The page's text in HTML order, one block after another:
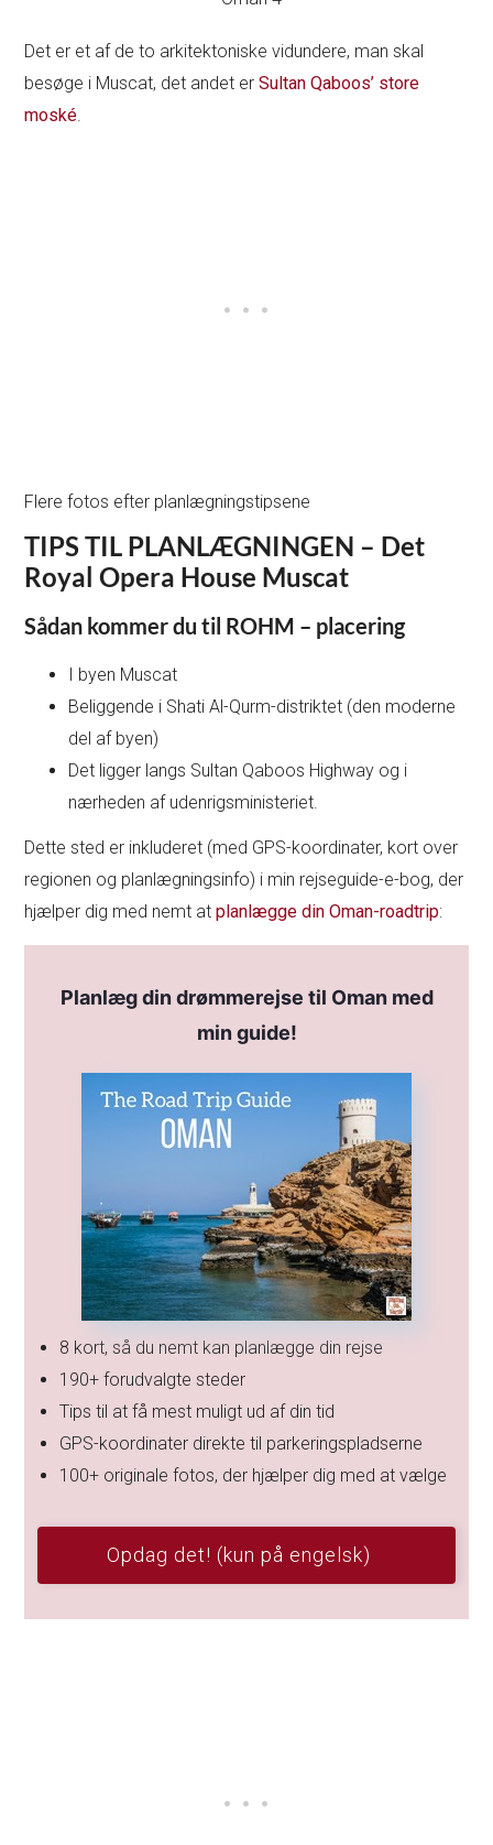
Det er et af de to arkitektoniske vidundere, man skal
besøge i Muscat, det andet erSultan Qaboos’ store
moské.
Flere fotos efter planlægningstipsene
TIPS TIL PLANLÆGNINGEN – Det
Royal Opera House Muscat
Sådan kommer du til ROHM – placering
I byen Muscat
Beliggende i Shati Al-Qurm-distriktet (den moderne
del af byen)
Det ligger langs Sultan Qaboos Highway og i
nærheden af udenrigsministeriet.
Dette sted er inkluderet (med GPS-koordinater, kort over
regionen og planlægningsinfo) i min rejseguide-e-bog, der
hjælper dig med nemt atplanlægge din Oman-roadtrip:
Planlæg din drømmerejse til Oman med
min guide!
8 kort, så du nemt kan planlægge din rejse
190+ forudvalgte steder
Tips til at få mest muligt ud af din tid
GPS-koordinater direkte til parkeringspladserne
100+ originale fotos, der hjælper dig med at vælge
Opdag det! (kun på engelsk)